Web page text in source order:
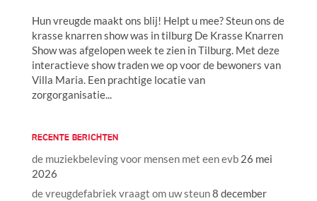
Hun vreugde maakt ons blij! Helpt u mee? Steun ons de
krasse knarren show was in tilburg De Krasse Knarren
Show was afgelopen week te zien in Tilburg. Met deze
interactieve show traden we op voor de bewoners van
Villa Maria. Een prachtige locatie van
zorgorganisatie...
RECENTE BERICHTEN
de muziekbeleving voor mensen met een evb 26 mei
2026
de vreugdefabriek vraagt om uw steun8 december